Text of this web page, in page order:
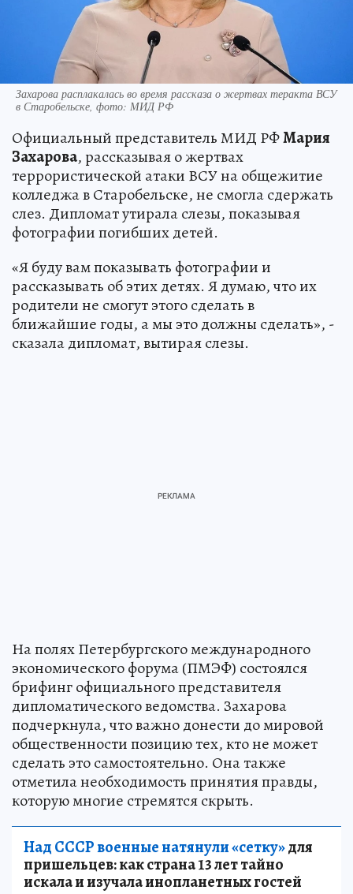
Захарова расплакалась во время рассказа о жертвах теракта ВСУ
в Старобельске, фото: МИД РФ
Официальный представитель МИД РФМария
Захарова, рассказывая о жертвах
террористической атаки ВСУ на общежитие
колледжа в Старобельске, не смогла сдержать
слез. Дипломат утирала слезы, показывая
фотографии погибших детей.
«Я буду вам показывать фотографии и
рассказывать об этих детях. Я думаю, что их
родители не смогут этого сделать в
ближайшие годы, а мы это должны сделать», -
сказала дипломат, вытирая слезы.
На полях Петербургского международного
экономического форума (ПМЭФ) состоялся
брифинг официального представителя
дипломатического ведомства. Захарова
подчеркнула, что важно донести до мировой
общественности позицию тех, кто не может
сделать это самостоятельно. Она также
отметила необходимость принятия правды,
которую многие стремятся скрыть.
Над СССР военные натянули «сетку»для
пришельцев: как страна 13 лет тайно
искала и изучала инопланетных гостей